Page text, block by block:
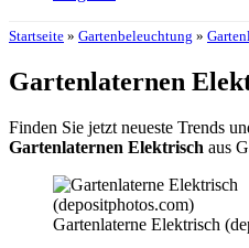
Startseite » Gartenbeleuchtung »
Gartenlaternen
Finden Sie jetzt neueste Trends
Gartenlaternen Elektrisch aus
Gartenlaterne Elektrisch